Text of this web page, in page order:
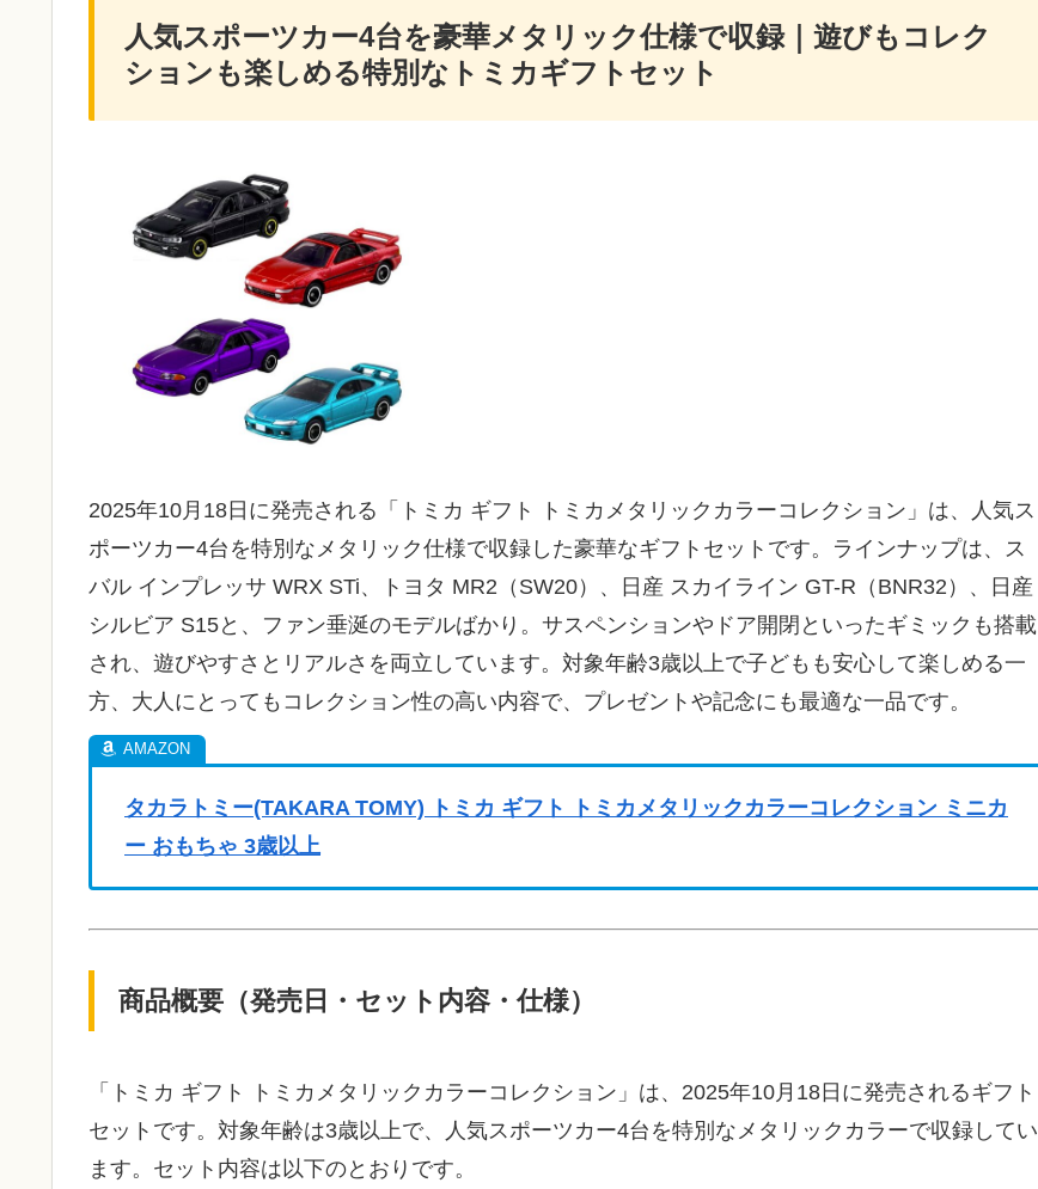
人気スポーツカー4台を豪華メタリック仕様で収録｜遊びもコレク
ションも楽しめる特別なトミカギフトセット
2025年10月18日に発売される「トミカ ギフト トミカメタリックカラーコレクション」は、人気ス
ポーツカー4台を特別なメタリック仕様で収録した豪華なギフトセットです。ラインナップは、ス
バル インプレッサ WRX STi、トヨタ MR2（SW20）、日産 スカイライン GT-R（BNR32）、日産
シルビア S15と、ファン垂涎のモデルばかり。サスペンションやドア開閉といったギミックも搭載
され、遊びやすさとリアルさを両立しています。対象年齢3歳以上で子どもも安心して楽しめる一
方、大人にとってもコレクション性の高い内容で、プレゼントや記念にも最適な一品です。
タカラトミー(TAKARA TOMY) トミカ ギフト トミカメタリックカラーコレクション ミニカ
ー おもちゃ 3歳以上
商品概要（発売日・セット内容・仕様）
「トミカ ギフト トミカメタリックカラーコレクション」は、2025年10月18日に発売されるギフト
セットです。対象年齢は3歳以上で、人気スポーツカー4台を特別なメタリックカラーで収録してい
ます。セット内容は以下のとおりです。